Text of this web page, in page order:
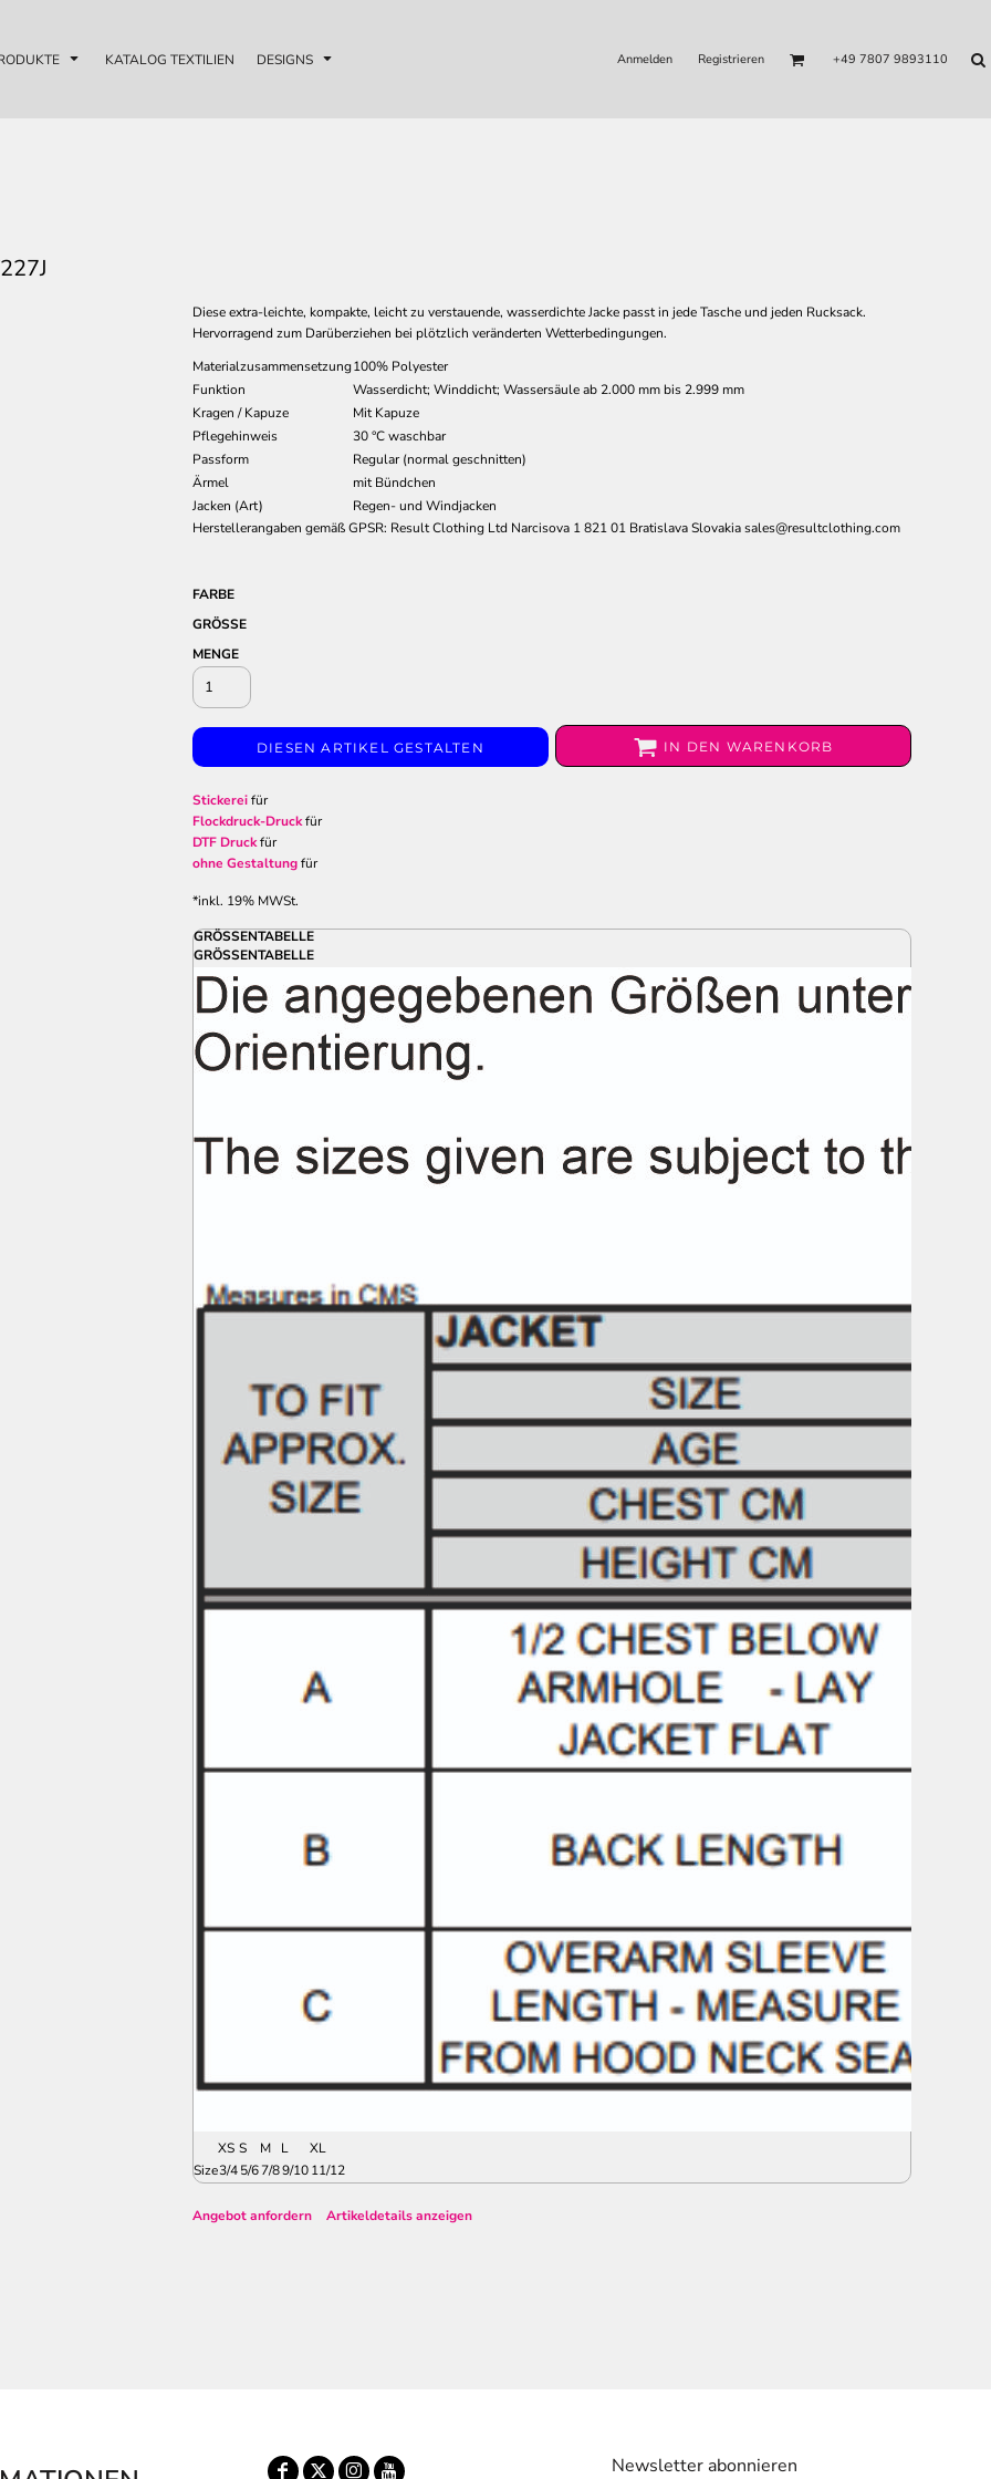
KATALOG TEXTILIEN DESIGNS Anmelden Registrieren +49 7807 9893110
Diese extra-leichte, kompakte, leicht zu verstauende, wasserdichte Jacke passt in jede Tasche und jeden Rucksack.
Hervorragend zum Darüberziehen bei plötzlich veränderten Wetterbedingungen.
Materialzusammensetzung100% Polyester
Funktion
Wasserdicht; Winddicht; Wassersäule ab 2.000 mm bis 2.999 mm
Kragen / Kapuze
Mit Kapuze
Pflegehinweis
30 °C waschbar
Passform
Regular (normal geschnitten)
Ärmel
mit Bündchen
Jacken (Art)
Regen- und Windjacken
Herstellerangaben gemäß GPSR: Result Clothing Ltd Narcisova 1 821 01 Bratislava Slovakia sales@resultclothing.com
FARBE
GRÖSSE
MENGE
DIESEN ARTIKEL GESTALTEN IN DEN WARENKORB
Stickereifür
Flockdruck-Druckfür
DTF Druckfür
ohne Gestaltungfür
*inkl. 19% MWSt.
GRÖSSENTABELLE
GRÖSSENTABELLE
XS S M L
XL
Size3/45/67/89/1011/12
Angebot anfordern Artikeldetails anzeigen
Newsletter abonnieren